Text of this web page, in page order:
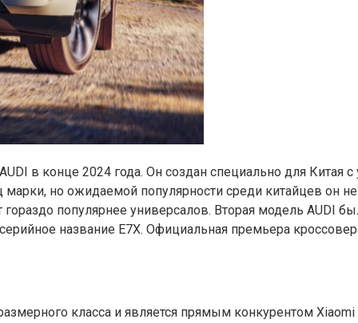
в конце 2024 года. Он создан специально для Китая
но ожидаемой популярности среди китайцев он
популярнее универсалов. Вторая модель AUDI
название E7X. Официальная премьера
класса и является прямым конкурентом